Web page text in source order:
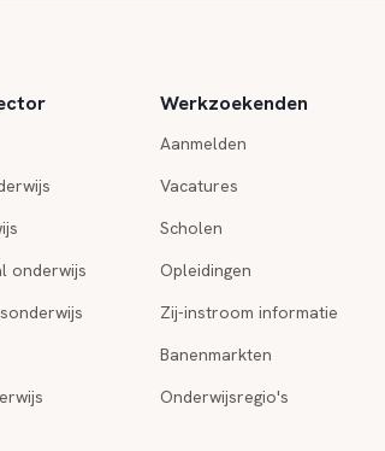
onderwijs
Werkzoekenden
Aanmelden
Vacatures
Scholen
Opleidingen
Zij-instroom informatie
Banenmarkten
Onderwijsregio's